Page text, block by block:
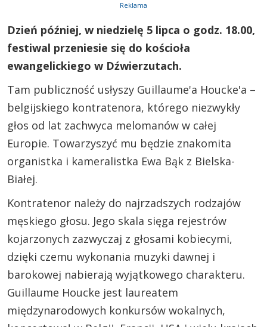
Reklama
Dzień później, w niedzielę 5 lipca o godz. 18.00,
festiwal przeniesie się do kościoła
ewangelickiego w Dźwierzutach.
Tam publiczność usłyszy Guillaume'a Houcke'a –
belgijskiego kontratenora, którego niezwykły
głos od lat zachwyca melomanów w całej
Europie. Towarzyszyć mu będzie znakomita
organistka i kameralistka Ewa Bąk z Bielska-
Białej.
Kontratenor należy do najrzadszych rodzajów
męskiego głosu. Jego skala sięga rejestrów
kojarzonych zazwyczaj z głosami kobiecymi,
dzięki czemu wykonania muzyki dawnej i
barokowej nabierają wyjątkowego charakteru.
Guillaume Houcke jest laureatem
międzynarodowych konkursów wokalnych,